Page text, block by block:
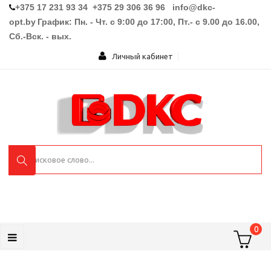
+375 17 231 93 34 +375 29 306 36 96 info@dkc-
opt.by График: Пн. - Чт. с 9:00 до 17:00, Пт.- с 9.00 до 16.00,
Сб.-Вск. - вых.
Личный кабинет
0